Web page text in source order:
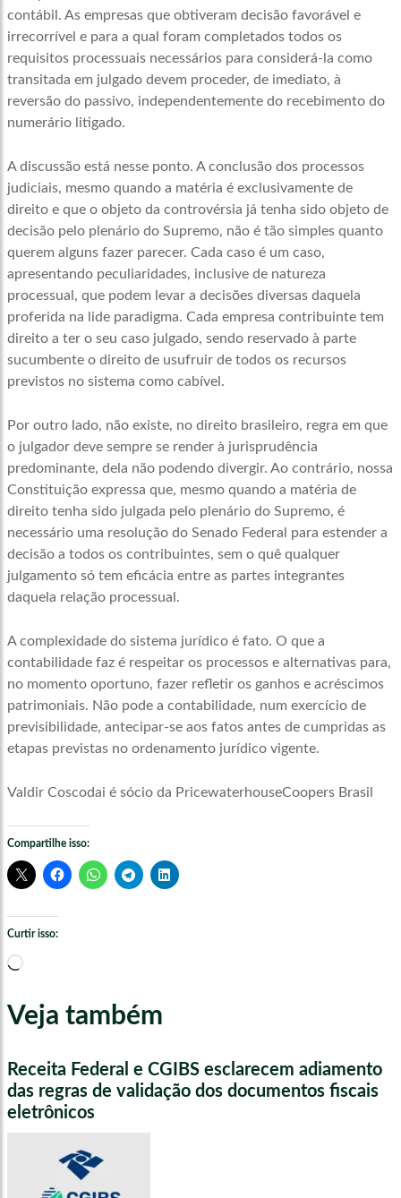
contábil. As empresas que obtiveram decisão favorável e
irrecorrível e para a qual foram completados todos os
requisitos processuais necessários para considerá-la como
transitada em julgado devem proceder, de imediato, à
reversão do passivo, independentemente do recebimento do
numerário litigado.
A discussão está nesse ponto. A conclusão dos processos
judiciais, mesmo quando a matéria é exclusivamente de
direito e que o objeto da controvérsia já tenha sido objeto de
decisão pelo plenário do Supremo, não é tão simples quanto
querem alguns fazer parecer. Cada caso é um caso,
apresentando peculiaridades, inclusive de natureza
processual, que podem levar a decisões diversas daquela
proferida na lide paradigma. Cada empresa contribuinte tem
direito a ter o seu caso julgado, sendo reservado à parte
sucumbente o direito de usufruir de todos os recursos
previstos no sistema como cabível.
Por outro lado, não existe, no direito brasileiro, regra em que
o julgador deve sempre se render à jurisprudência
predominante, dela não podendo divergir. Ao contrário, nossa
Constituição expressa que, mesmo quando a matéria de
direito tenha sido julgada pelo plenário do Supremo, é
necessário uma resolução do Senado Federal para estender a
decisão a todos os contribuintes, sem o quê qualquer
julgamento só tem eficácia entre as partes integrantes
daquela relação processual.
A complexidade do sistema jurídico é fato. O que a
contabilidade faz é respeitar os processos e alternativas para,
no momento oportuno, fazer refletir os ganhos e acréscimos
patrimoniais. Não pode a contabilidade, num exercício de
previsibilidade, antecipar-se aos fatos antes de cumpridas as
etapas previstas no ordenamento jurídico vigente.
Valdir Coscodai é sócio da PricewaterhouseCoopers Brasil
Compartilhe isso:
Curtir isso:
Carregando...
Veja também
Receita Federal e CGIBS esclarecem adiamento
das regras de validação dos documentos fiscais
eletrônicos